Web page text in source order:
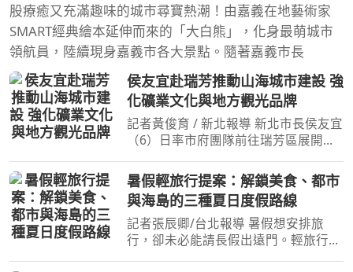
股療癒又充滿趣味的城市尋寶熱潮！由嘉義在地藝術家
SMART經典繪本延伸而來的「大白熊」，化身最萌城市
領航員，陸續現身嘉義市各大景點。隨著嘉義市長
侯友宜赴瑞芳推動山海城市建設 強
化礦業文化與地方觀光品牌
記者黃俊育 / 新北報導 新北市長侯友宜
（6）日率市府團隊前往瑞芳區展開行
化保存、宗教信仰傳承及地方建設發展
等面向，透過實地走訪重大建設及地方
信仰中心，傾聽基層
暑假輕旅行提案：解鎖美食、都市
與海島的三種夏日度假路線
記者張辰卿/台北報導 暑假想安排旅
行，卻未必能請長假出遠門。輕旅行以